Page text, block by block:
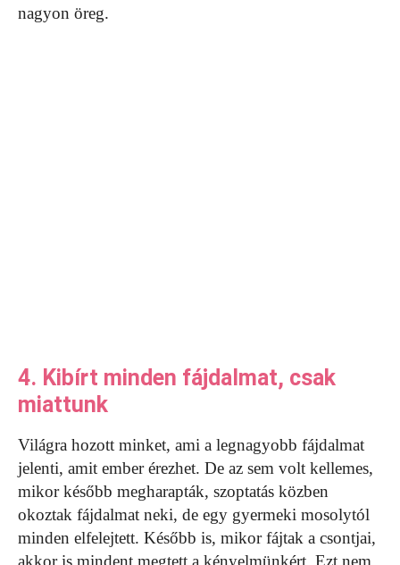
nagyon öreg.
4. Kibírt minden fájdalmat, csak
miattunk
Világra hozott minket, ami a legnagyobb fájdalmat
jelenti, amit ember érezhet. De az sem volt kellemes,
mikor később megharapták, szoptatás közben
okoztak fájdalmat neki, de egy gyermeki mosolytól
minden elfelejtett. Később is, mikor fájtak a csontjai,
akkor is mindent megtett a kényelmünkért. Ezt nem